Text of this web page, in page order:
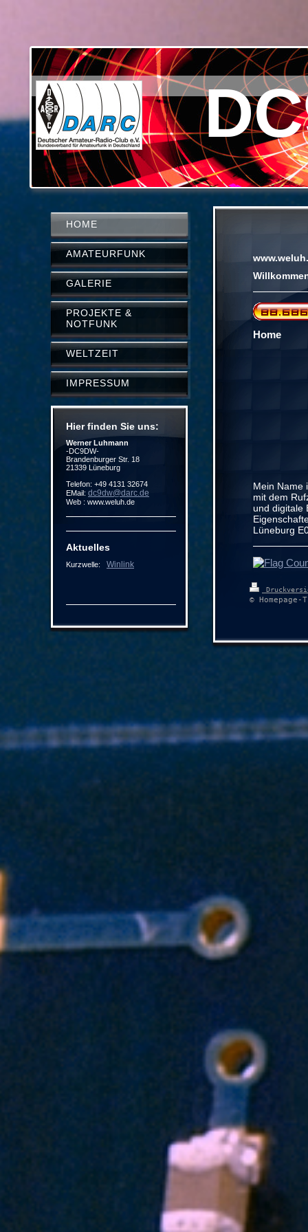
Home
Mein Name
mit dem
und digitale
Lüneburg
©
HOME
AMATEURFUNK
GALERIE
PROJEKTE &
NOTFUNK
WELTZEIT
IMPRESSUM
Hier finden Sie uns:
Werner Luhmann
-DC9DW-
Brandenburger Str. 18
21339 Lüneburg
Telefon: +49 4131 32674
EMail: dc9dw@darc.de
Web : www.weluh.de
Aktuelles
Kurzwelle: Winlink